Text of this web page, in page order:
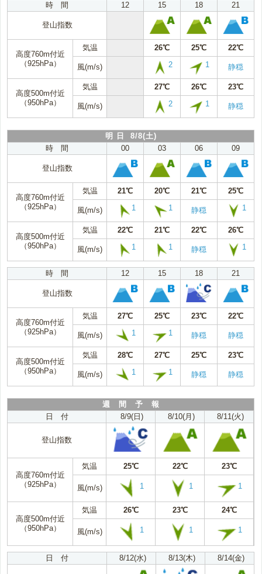
時 間
12 15 18 21
登山指数
高度760m付近
（925hPa）
気温 26℃ 25℃ 22℃
風(m/s) 2 1 静穏
高度500m付近
（950hPa）
気温 27℃ 26℃ 23℃
風(m/s) 2 1 静穏
明 日 8/8(土)
時 間
00 03 06 09
登山指数
高度760m付近
（925hPa）
気温 21℃ 20℃ 21℃ 25℃
風(m/s) 1 1 静穏 1
高度500m付近
（950hPa）
気温 22℃ 21℃ 22℃ 26℃
風(m/s) 1 1 静穏 1
時 間 12 15 18 21
登山指数
高度760m付近
（925hPa）
気温 27℃ 25℃ 23℃ 22℃
風(m/s) 1 1 静穏 静穏
高度500m付近
（950hPa）
気温 28℃ 27℃ 25℃ 23℃
風(m/s) 1 1 静穏 静穏
週 間 予 報
日 付
8/9(日) 8/10(月) 8/11(火)
登山指数
高度760m付近
（925hPa）
気温 25℃ 22℃ 23℃
風(m/s) 1 1 1
高度500m付近
（950hPa）
気温 26℃ 23℃ 24℃
風(m/s) 1 1 1
日 付 8/12(水) 8/13(木) 8/14(金)